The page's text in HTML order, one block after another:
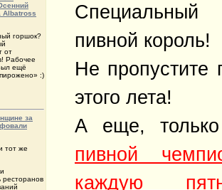
Albatross
горшок?
от
Рабочее
ещё
:)
за
тот же
Специальный
пивной король!
Не пропустите
этого лета!
А еще,
пивной
каждую